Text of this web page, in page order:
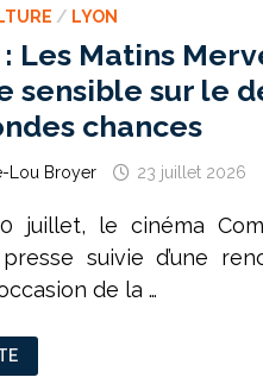
/ LYON
Les Matins
sensible sur le
chances
Lou Broyer 23 juillet 2026
juillet, le cinéma
suivie d’une
de la …